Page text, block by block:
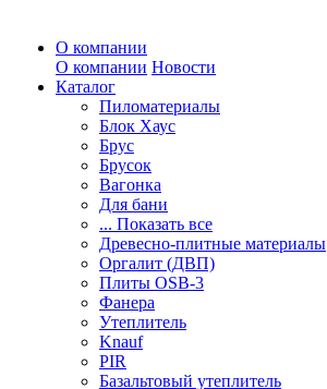
О компании
О компании Новости
Каталог
Пиломатериалы
Блок Хаус
Брус
Брусок
Вагонка
Для бани
... Показать все
Древесно-плитные материалы
Оргалит (ДВП)
Плиты OSB-3
Фанера
Утеплитель
Knauf
PIR
Базальтовый утеплитель